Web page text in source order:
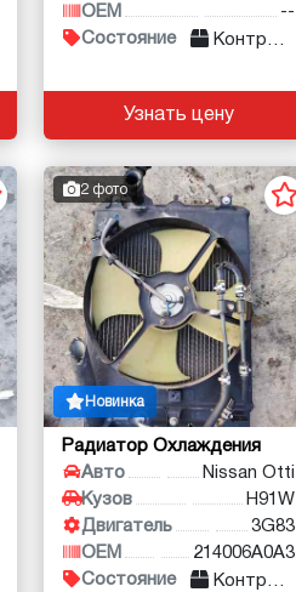
OEM
--
Состояние
Контракт
Узнать цену
2 фото
Новинка
Радиатор Охлаждения
Авто
Nissan Otti
Кузов
H91W
Двигатель
3G83
OEM
214006A0A3
Состояние
Контракт